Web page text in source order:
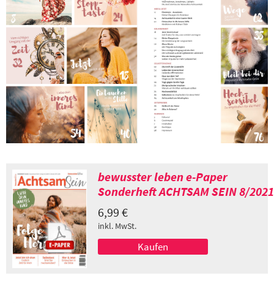
bewusster leben e-Paper
Sonderheft ACHTSAM SEIN 8/2021
6,99 €
inkl. MwSt.
Kaufen